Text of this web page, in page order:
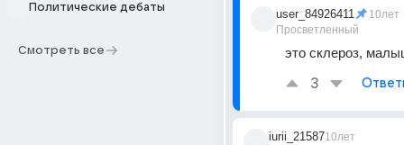
Политические дебаты
Смотреть все
user_84926411
Просветленный
10лет
это склероз,
3
iurii_2158710лет